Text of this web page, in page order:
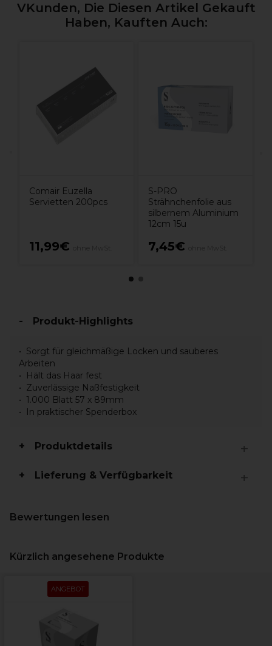
VKunden, Die Diesen Artikel Gekauft
Haben, Kauften Auch:
Comair Euzella
Servietten 200pcs
11,99€
S-PRO
Strähnchenfolie aus
silbernem Aluminium
12cm 15u
7,45€
Produkt-Highlights
Sorgt für gleichmäßige Locken und sauberes
Arbeiten
Hält das Haar fest
Zuverlässige Naßfestigkeit
1.000 Blatt 57 x 89mm
In praktischer Spenderbox
Produktdetails
Lieferung & Verfügbarkeit
Bewertungen lesen
Kürzlich angesehene Produkte
ANGEBOT